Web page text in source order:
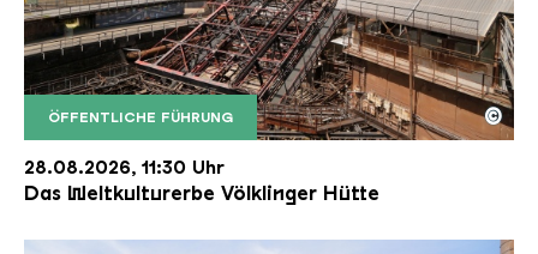
ÖFFENTLICHE FÜHRUNG
Der Erzschrägaufzug der Völklinger Hütte mit
Copyright: Weltkulturerbe Völklinger Hütte | Karl
©
28.08.2026, 11:30 Uhr
Das Weltkulturerbe Völklinger Hütte